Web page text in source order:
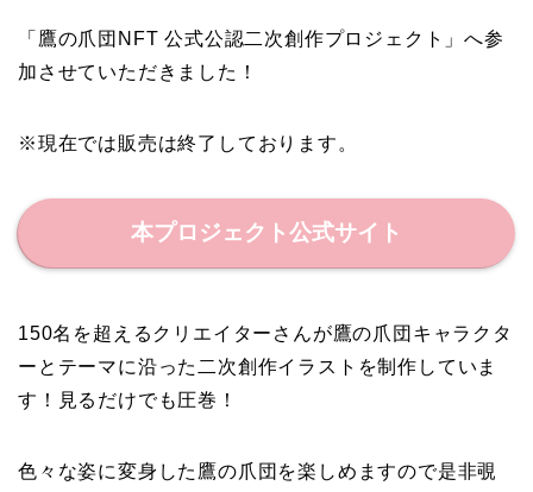
「鷹の爪団NFT 公式公認二次創作プロジェクト」へ参
加させていただきました！
※現在では販売は終了しております。
本プロジェクト公式サイト
150名を超えるクリエイターさんが鷹の爪団キャラクタ
ーとテーマに沿った二次創作イラストを制作していま
す！見るだけでも圧巻！
色々な姿に変身した鷹の爪団を楽しめますので是非覗